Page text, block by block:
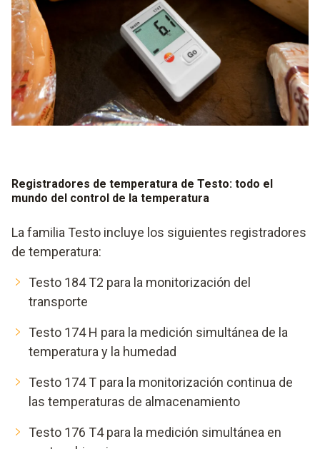
Registradores de temperatura de Testo: todo el
mundo del control de la temperatura
La familia Testo incluye los siguientes registradores
de temperatura:
Testo 184 T2 para la monitorización del
transporte
Testo 174 H para la medición simultánea de la
temperatura y la humedad
Testo 174 T para la monitorización continua de
las temperaturas de almacenamiento
Testo 176 T4 para la medición simultánea en